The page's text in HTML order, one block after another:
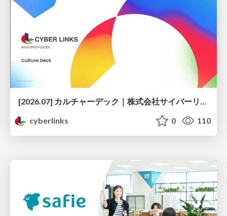
[2026.07] カルチャーデック｜株式会社サイバーリンクス
cyberlinks
0 110